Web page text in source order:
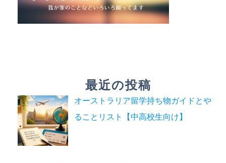
最近の投稿
オーストラリア留学持ち物ガイドとや
ることリスト【中高校生向け】